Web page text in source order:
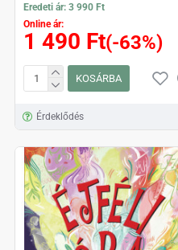
Eredeti ár: 3 990 Ft
Online ár:
1 490 Ft(-63%)
KOSÁRBA
Érdeklődés